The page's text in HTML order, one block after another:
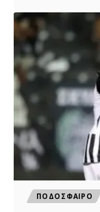
ΠΟΔΟΣΦΑΙΡΟ